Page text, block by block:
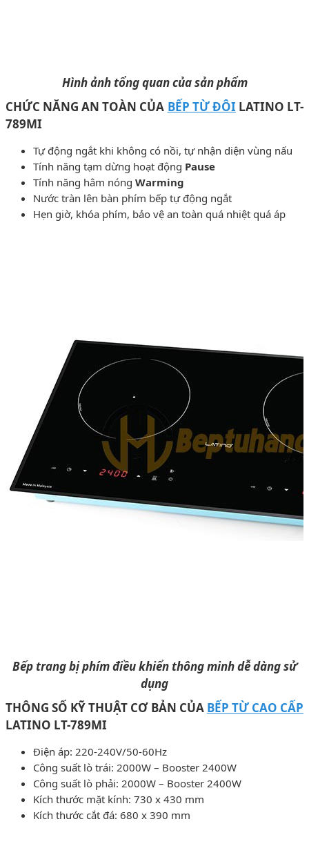
Hình ảnh tổng quan của sản phẩm
CHỨC NĂNG AN TOÀN CỦA BẾP TỪ ĐÔI LATINO LT-
789MI
Tự động ngắt khi không có nồi, tự nhận diện vùng nấu
Tính năng tạm dừng hoạt động Pause
Tính năng hâm nóng Warming
Nước tràn lên bàn phím bếp tự động ngắt
Hẹn giờ, khóa phím, bảo vệ an toàn quá nhiệt quá áp
Bếp trang bị phím điều khiển thông minh dễ dàng sử
dụng
THÔNG SỐ KỸ THUẬT CƠ BẢN CỦA BẾP TỪ CAO CẤP
LATINO LT-789MI
Điện áp: 220-240V/50-60Hz
Công suất lò trái: 2000W – Booster 2400W
Công suất lò phải: 2000W – Booster 2400W
Kích thước mặt kính: 730 x 430 mm
Kích thước cắt đá: 680 x 390 mm